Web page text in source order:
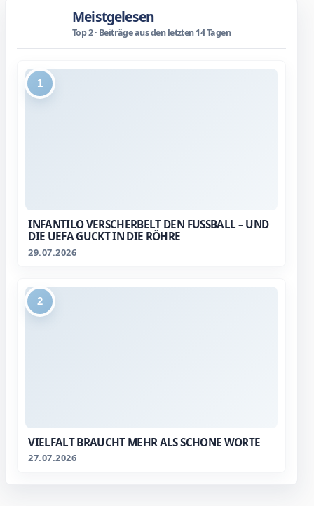
Meistgelesen
Top 2 · Beiträge aus den letzten 14 Tagen
1
INFANTILO VERSCHERBELT DEN FUSSBALL – UND D
IE UEFA GUCKT IN DIE RÖHRE
29.07.2026
2
VIELFALT BRAUCHT MEHR ALS SCHÖNE WORTE
27.07.2026